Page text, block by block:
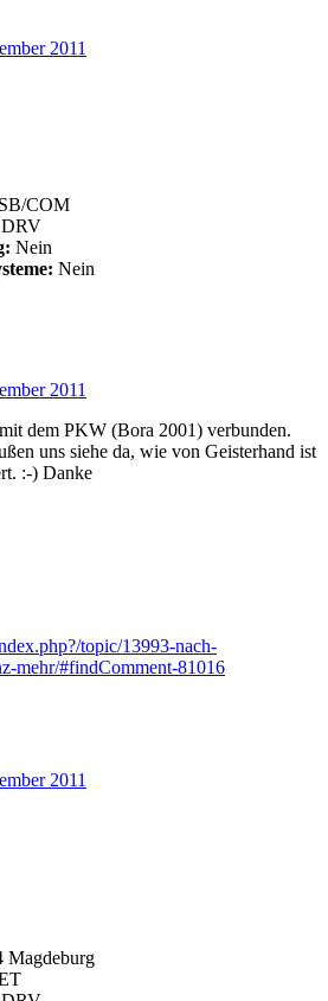
2011
COM
DRV
Nein
Nein
2011
dem PKW (Bora 2001) verbunden.
uns siehe da, wie von Geisterhand ist
:-) Danke
topic/13993-nach-
mehr/#findComment-81016
2011
Magdeburg